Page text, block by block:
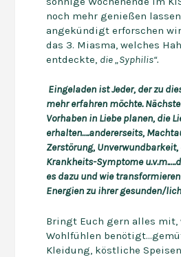
noch mehr genießen
angekündigt erforschen
das 3. Miasma, welches
entdeckte, die „Syphilis“.
Eingeladen ist Jeder, der zu
mehr erfahren möchte.
Vorhaben in Liebe planen, die
erhalten….andererseits,
Zerstörung,
Krankheits-Symptome
es dazu und wie
Energien zu ihrer gesunden/
Bringt Euch gern alles mit,
Wohlfühlen
Kleidung, köstliche